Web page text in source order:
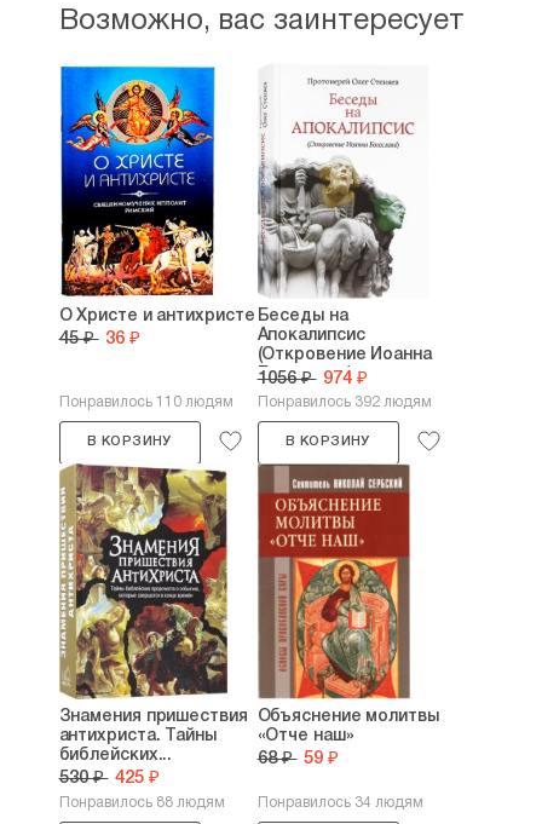
Возможно, вас заинтересует
О Христе и антихристе
45 ₽ 36 ₽
Понравилось 110 людям
В КОРЗИНУ
Беседы на
Апокалипсис
(Откровение Иоанна
Богослова)
1056 ₽ 974 ₽
Понравилось 392 людям
В КОРЗИНУ
Знамения пришествия
антихриста. Тайны
библейских...
530 ₽ 425 ₽
Понравилось 88 людям
Объяснение молитвы
«Отче наш»
68 ₽ 59 ₽
Понравилось 34 людям